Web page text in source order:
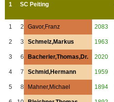
1 SC Peiting
1 2 Gavor,Franz 2083
2 3 Schmelz,Markus 1963
3 6 Bacherler,Thomas,Dr. 2020
4 7 Schmid,Hermann 1959
5 8 Mahner,Michael 1894